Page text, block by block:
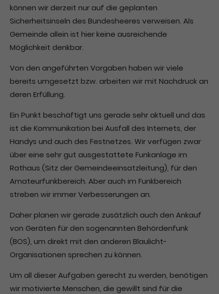
können wir derzeit nur auf die geplanten
Sicherheitsinseln des Bundesheeres verweisen. Als
Gemeinde allein ist hier keine ausreichende
Möglichkeit denkbar.
Von den angeführten Vorgaben haben wir viele
bereits umgesetzt bzw. arbeiten wir mit Nachdruck an
deren Erfüllung.
Ein Punkt beschäftigt uns gerade sehr aktuell und das
ist die Kommunikation bei Ausfall des Internets, der
Handys und auch des Festnetzes. Wir verfügen zwar
über eine sehr gut ausgestattete Funkanlage im
Rathaus (Sitz der Gemeindeeinsatzleitung), für den
Amateurfunkbereich. Aber auch im Funkbereich
streben wir immer Verbesserungen an.
Daher planen wir gerade zusätzlich auch den Ankauf
von Geräten für den sogenannten Behördenfunk
(BOS), um direkt mit den anderen Blaulicht-
Organisationen sprechen zu können.
Um all dieser Aufgaben gerecht zu werden, benötigen
wir motivierte Menschen, die gewillt sind für die